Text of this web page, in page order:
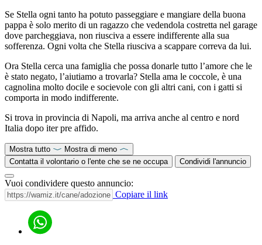
Se Stella ogni tanto ha potuto passeggiare e mangiare della buona
pappa è solo merito di un ragazzo che vedendola costretta nel garage
dove parcheggiava, non riusciva a essere indifferente alla sua
sofferenza. Ogni volta che Stella riusciva a scappare correva da lui.
Ora Stella cerca una famiglia che possa donarle tutto l’amore che le
è stato negato, l’aiutiamo a trovarla? Stella ama le coccole, è una
cagnolina molto docile e socievole con gli altri cani, con i gatti si
comporta in modo indifferente.
Si trova in provincia di Napoli, ma arriva anche al centro e nord
Italia dopo iter pre affido.
Mostra tutto
Mostra di meno
Contatta il volontario o l'ente che se ne occupa
Condividi l'annuncio
Vuoi condividere questo annuncio:
Copiare il link